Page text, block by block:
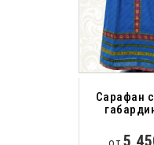
Сарафан